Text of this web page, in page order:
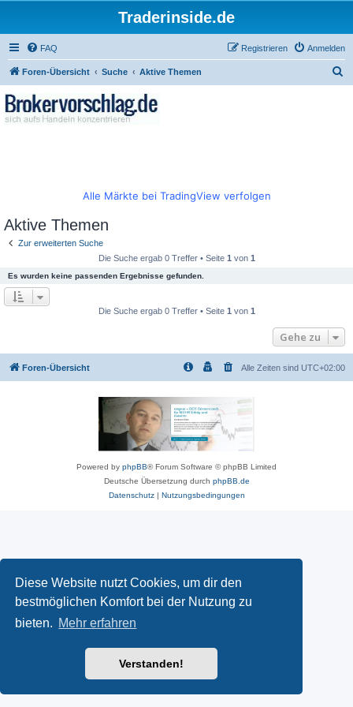
Diese Website nutzt Cookies, um dir den
bestmöglichen Komfort bei der Nutzung zu
bieten. Mehr erfahren
Verstanden!
Traderinside.de
FAQ Anmelden
Registrieren
Foren-Übersicht Suche Aktive Themen
Alle Märkte bei TradingView verfolgen
Aktive Themen
Zur erweiterten Suche
Die Suche ergab 0 Treffer • Seite 1 von 1
Es wurden keine passenden Ergebnisse gefunden.
Die Suche ergab 0 Treffer • Seite 1 von 1
Gehe zu
Foren-Übersicht Alle Zeiten sind UTC+02:00
Powered by phpBB® Forum Software © phpBB Limited
Deutsche Übersetzung durch phpBB.de
Datenschutz| Nutzungsbedingungen